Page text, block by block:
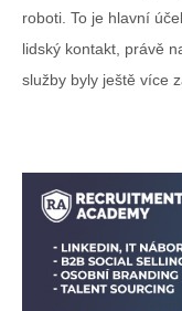
roboti. To je hlavní
lidský kontakt, právě
služby byly ještě více